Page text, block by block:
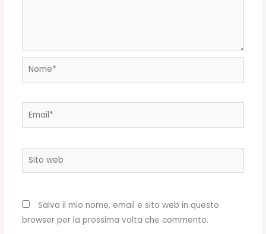
Nome*
Email*
Sito
web
Salva il mio nome, email e sito web in questo
browser per la prossima volta che commento.